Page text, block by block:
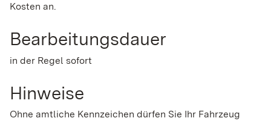
Kosten an.
Bearbeitungsdauer
in der Regel sofort
Hinweise
Ohne amtliche Kennzeichen dürfen Sie Ihr Fahrzeug